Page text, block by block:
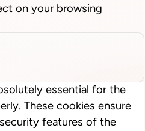
on your browsing
essential for the
These cookies ensure
features of the